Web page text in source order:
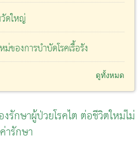
ดใหญ่
ของการบำบัดโรคเรื้อรัง
ดูทั้งหมด
กษาผู้ป่วยโรคไต ต่อชีวิตใหม่ไม่
ารักษา